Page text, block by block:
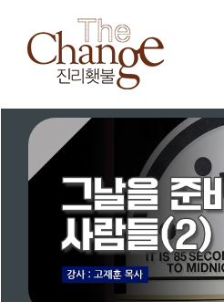
content